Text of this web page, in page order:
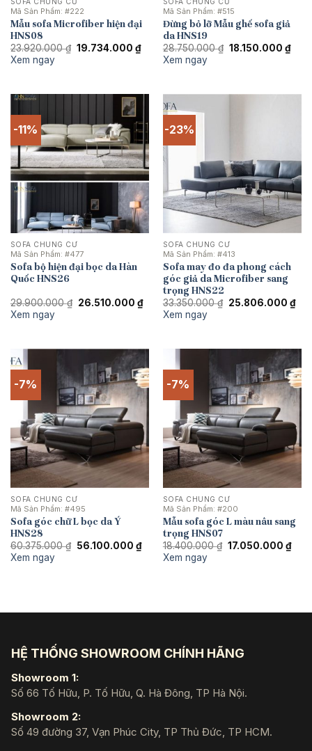
Mã Sản Phẩm: #222
Mẫu sofa Microfiber hiện đại
HNS08
23.920.000₫ Giá
19.734.000 ₫Giá
hiện
Xem ngay
Mã Sản Phẩm: #515
Đừng bỏ lỡ Mẫu ghế sofa giả
da HNS19
28.750.000₫ Giá
18.150.000 ₫Giá
hiện
Xem ngay
-11%
SOFA CHUNG CƯ
Mã Sản Phẩm: #477
Sofa bộ hiện đại bọc da Hàn
Quốc HNS26
29.900.000₫ Giá
26.510.000 ₫Giá
hiện
Xem ngay
-23%
SOFA CHUNG CƯ
Mã Sản Phẩm: #413
Sofa may đo đa phong cách
góc giả da Microfiber sang
trọng HNS22
33.350.000₫ Giá
25.806.000 ₫Giá
Xem ngay
-7%
SOFA CHUNG CƯ
Mã Sản Phẩm: #495
Sofa góc chữ L bọc da Ý
HNS28
60.375.000₫ Giá
56.100.000 ₫Giá
hiện
Xem ngay
-7%
SOFA CHUNG CƯ
Mã Sản Phẩm: #200
Mẫu sofa góc L màu nâu sang
trọng HNS07
18.400.000₫ Giá
17.050.000 ₫Giá
hiện
Xem ngay
HỆ THỐNG SHOWROOM CHÍNH HÃNG
Showroom 1:
Số 66 Tố Hữu, P. Tố Hữu, Q. Hà Đông, TP Hà Nội.
Showroom 2:
Số 49 đường 37, Vạn Phúc City, TP Thủ Đức, TP HCM.